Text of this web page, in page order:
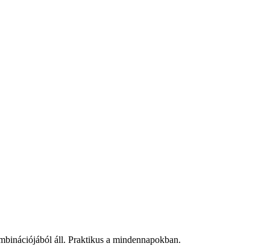
áll. Praktikus a mindennapokban.